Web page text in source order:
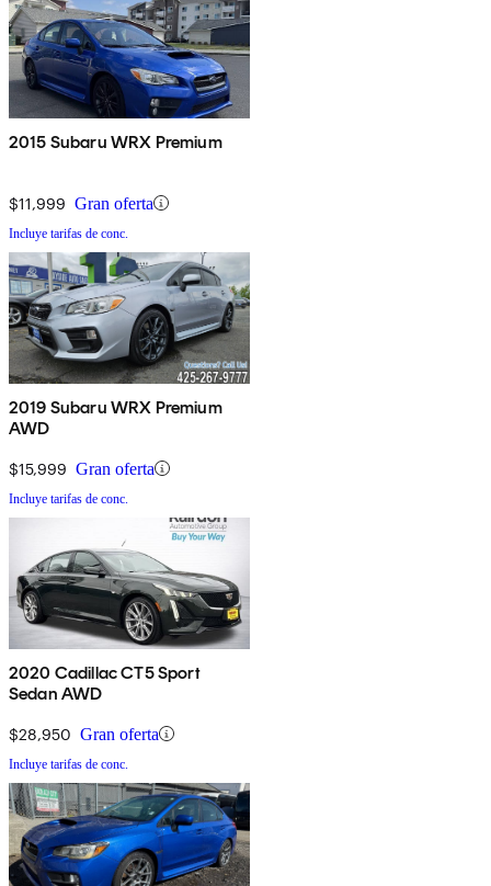
2015 Subaru WRX Premium
$11,999 Gran oferta
Incluye tarifas de conc.
2019 Subaru WRX Premium
AWD
$15,999 Gran oferta
Incluye tarifas de conc.
2020 Cadillac CT5 Sport
Sedan AWD
$28,950 Gran oferta
Incluye tarifas de conc.